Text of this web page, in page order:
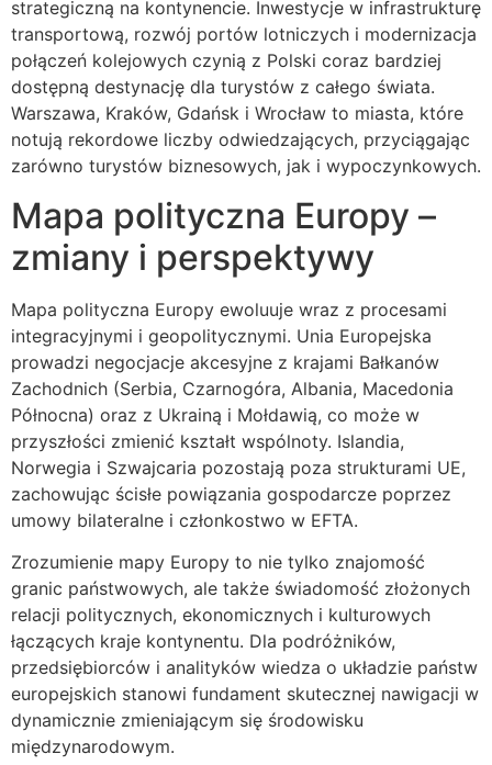
strategiczną na kontynencie. Inwestycje w infrastrukturę
transportową, rozwój portów lotniczych i modernizacja
połączeń kolejowych czynią z Polski coraz bardziej
dostępną destynację dla turystów z całego świata.
Warszawa, Kraków, Gdańsk i Wrocław to miasta, które
notują rekordowe liczby odwiedzających, przyciągając
zarówno turystów biznesowych, jak i wypoczynkowych.
Mapa polityczna Europy –
zmiany i perspektywy
Mapa polityczna Europy ewoluuje wraz z procesami
integracyjnymi i geopolitycznymi. Unia Europejska
prowadzi negocjacje akcesyjne z krajami Bałkanów
Zachodnich (Serbia, Czarnogóra, Albania, Macedonia
Północna) oraz z Ukrainą i Mołdawią, co może w
przyszłości zmienić kształt wspólnoty. Islandia,
Norwegia i Szwajcaria pozostają poza strukturami UE,
zachowując ścisłe powiązania gospodarcze poprzez
umowy bilateralne i członkostwo w EFTA.
Zrozumienie mapy Europy to nie tylko znajomość
granic państwowych, ale także świadomość złożonych
relacji politycznych, ekonomicznych i kulturowych
łączących kraje kontynentu. Dla podróżników,
przedsiębiorców i analityków wiedza o układzie państw
europejskich stanowi fundament skutecznej nawigacji w
dynamicznie zmieniającym się środowisku
międzynarodowym.